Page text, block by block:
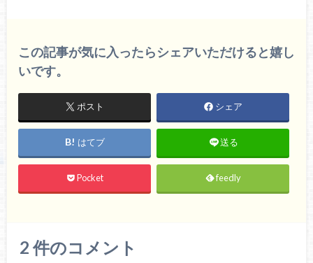
この記事が気に入ったらシェアいただけると嬉し
いです。
ポスト シェア
はてブ 送る
Pocket feedly
2 件のコメント